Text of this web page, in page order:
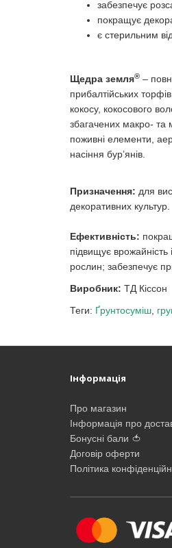
забезпечує
покращує
є стерильним
Щедра земля® –
прибалтійських
кокосу, кокосового
збагачених макро- та
поживні елементи,
насіння бур’янів.
Призначення: для
декоративних культур.
Ефективність:
підвищує врожайність
рослин; забезпечує
Виробник: ТД Кіссон
Теги: Ґрунтосуміш
Інформація
Про магазин
Інформація про
Бонусні бали 🍅
Договір оферти
Політика